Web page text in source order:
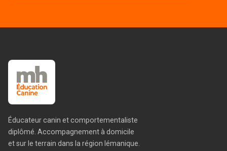
Éducateur canin et comportementaliste
diplômé. Accompagnement à domicile
et sur le terrain dans la région lémanique.